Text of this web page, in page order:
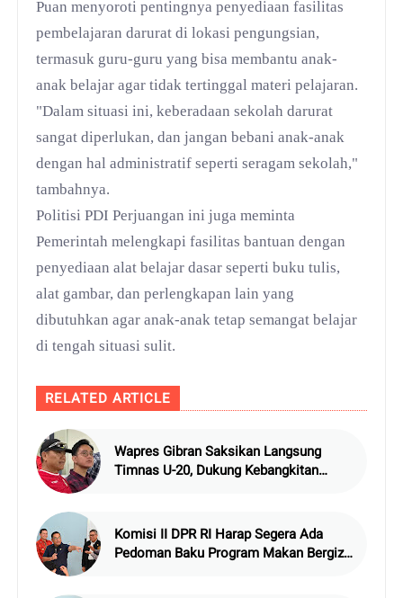
Puan menyoroti pentingnya penyediaan fasilitas
pembelajaran darurat di lokasi pengungsian,
termasuk guru-guru yang bisa membantu anak-
anak belajar agar tidak tertinggal materi pelajaran.
"Dalam situasi ini, keberadaan sekolah darurat
sangat diperlukan, dan jangan bebani anak-anak
dengan hal administratif seperti seragam sekolah,"
tambahnya.
Politisi PDI Perjuangan ini juga meminta
Pemerintah melengkapi fasilitas bantuan dengan
penyediaan alat belajar dasar seperti buku tulis,
alat gambar, dan perlengkapan lain yang
dibutuhkan agar anak-anak tetap semangat belajar
di tengah situasi sulit.
RELATED ARTICLE
Wapres Gibran Saksikan Langsung
Timnas U-20, Dukung Kebangkitan
Komisi II DPR RI Harap Segera Ada
Pedoman Baku Program Makan Bergizi